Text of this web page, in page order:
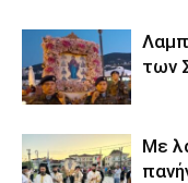
των
Με